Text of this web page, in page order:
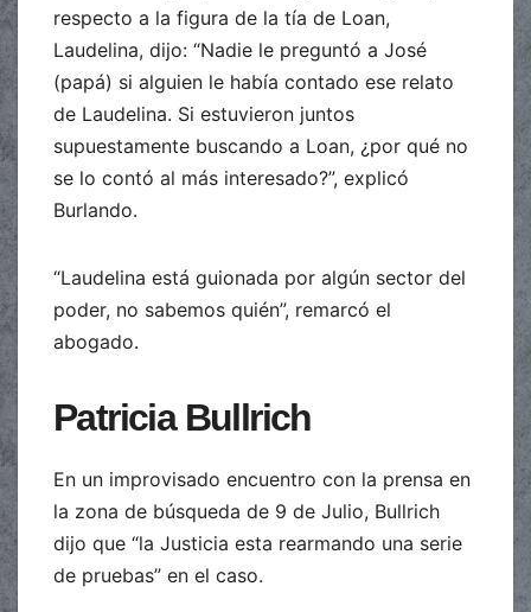
respecto a la figura de la tía de Loan,
Laudelina, dijo: “Nadie le preguntó a José
(papá) si alguien le había contado ese relato
de Laudelina. Si estuvieron juntos
supuestamente buscando a Loan, ¿por qué no
se lo contó al más interesado?”, explicó
Burlando.
“Laudelina está guionada por algún sector del
poder, no sabemos quién”, remarcó el
abogado.
Patricia Bullrich
En un improvisado encuentro con la prensa en
la zona de búsqueda de 9 de Julio, Bullrich
dijo que “la Justicia esta rearmando una serie
de pruebas” en el caso.